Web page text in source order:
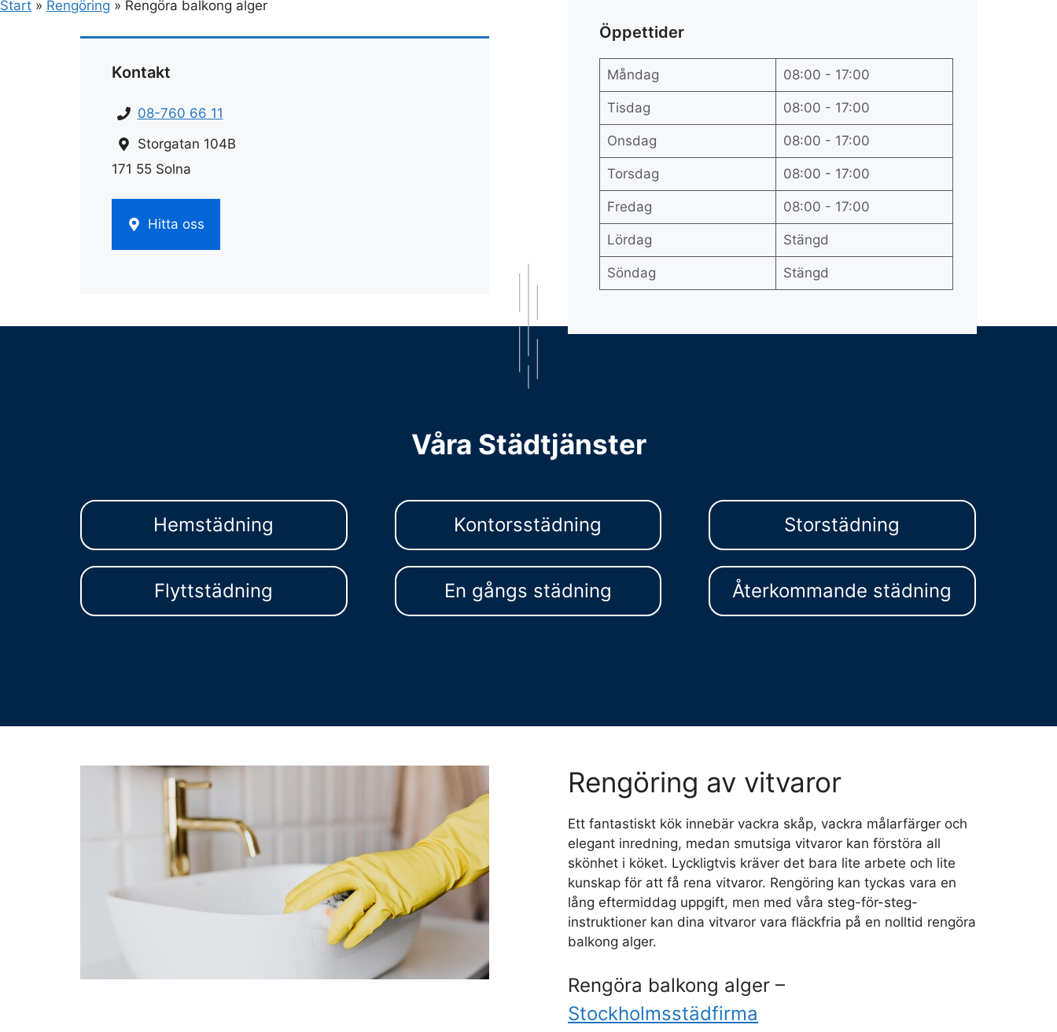
Start » Rengöring » Rengöra balkong alger
Kontakt
08-760 66 11
Storgatan 104B
171 55 Solna
Hitta oss
Öppettider
Måndag 08:00 - 17:00
Tisdag 08:00 - 17:00
Onsdag 08:00 - 17:00
Torsdag 08:00 - 17:00
Fredag 08:00 - 17:00
Lördag Stängd
Söndag Stängd
Våra Städtjänster
Hemstädning Kontorsstädning Storstädning
Flyttstädning En gångs städning Återkommande städning
Rengöring av vitvaror
Ett fantastiskt kök innebär vackra skåp, vackra målarfärger och
elegant inredning, medan smutsiga vitvaror kan förstöra all
skönhet i köket. Lyckligtvis kräver det bara lite arbete och lite
kunskap för att få rena vitvaror. Rengöring kan tyckas vara en
lång eftermiddag uppgift, men med våra steg-för-steg-
instruktioner kan dina vitvaror vara fläckfria på en nolltid rengöra
balkong alger.
Rengöra balkong alger –
Stockholmsstädfirma